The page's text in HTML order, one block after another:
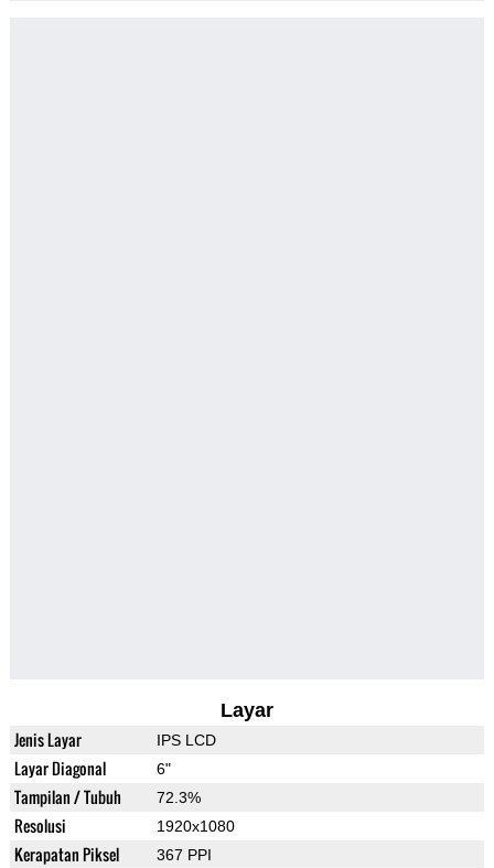
Layar
Jenis Layar IPS LCD
Layar Diagonal 6"
Tampilan / Tubuh 72.3%
Resolusi 1920x1080
Kerapatan Piksel 367 PPI